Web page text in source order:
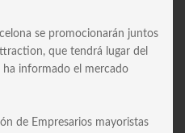
se promocionarán juntos
que tendrá lugar del
ha informado el mercado
de Empresarios mayoristas